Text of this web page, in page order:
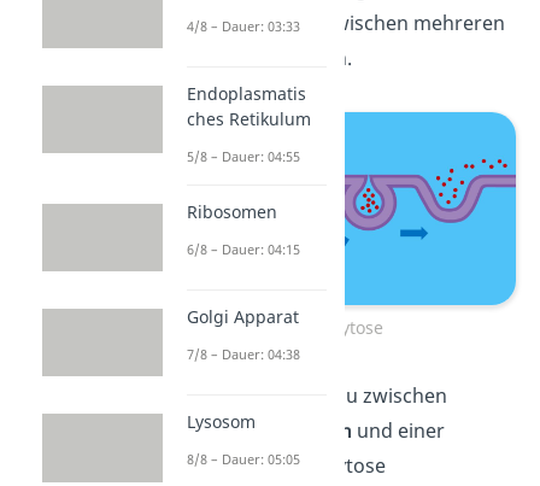
Kommunikation zwischen mehreren
Zellen ermöglichen.
Exozytose
Prinzipiell kannst du zwischen
einerkonstitutiven und einer
stimuliertenExozytose
4/8 – Dauer: 03:33
Endoplasmatis
ches Retikulum
5/8 – Dauer: 04:55
Ribosomen
6/8 – Dauer: 04:15
Golgi Apparat
7/8 – Dauer: 04:38
Lysosom
8/8 – Dauer: 05:05